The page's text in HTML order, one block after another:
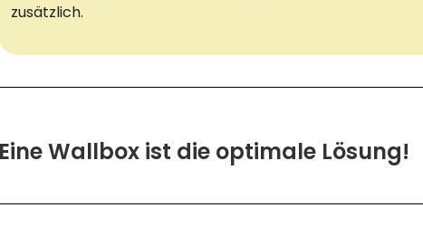
zusätzlich.
Eine Wallbox ist die optimale Lösung!